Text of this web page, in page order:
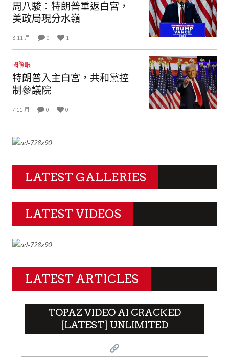
周八駿：特朗普重返白宮，
美政局現分水嶺
8 11 月 0 1
國際眼
特朗普入主白宮，共和黨控
制參議院
7 11 月 0 0
LATEST GALLERIES
LATEST VIDEOS
LATEST ARTICLES
TOPAZ VIDEO AI CRACKED
[LATEST] UNLIMITED